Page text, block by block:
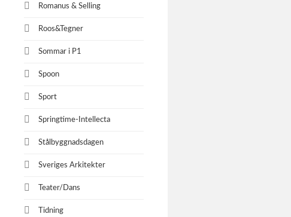
Romanus & Selling
Roos&Tegner
Sommar i P1
Spoon
Sport
Springtime-Intellecta
Stålbyggnadsdagen
Sveriges Arkitekter
Teater/Dans
Tidning